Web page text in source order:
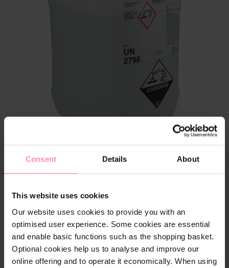
Consent Details About
This website uses cookies
Our website uses cookies to provide you with an
optimised user experience. Some cookies are essential
and enable basic functions such as the shopping basket.
Optional cookies help us to analyse and improve our
online offering and to operate it economically. When using
15produktanmeldelser
689,00 DKK Priser er inkl. moms.
e